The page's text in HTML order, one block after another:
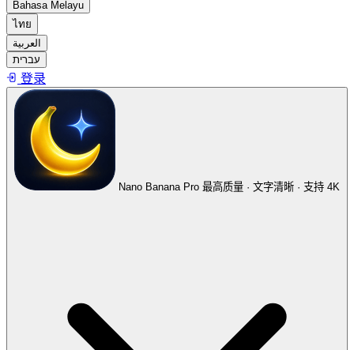
Bahasa Melayu
ไทย
العربية
עברית
登录
Nano Banana Pro 最高质量 · 文字清晰 · 支持 4K